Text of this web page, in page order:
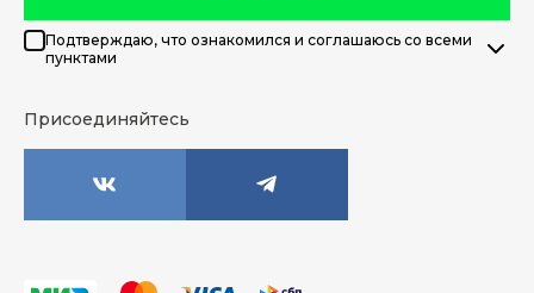
Подтверждаю, что ознакомился и соглашаюсь со всеми
пунктами
Присоединяйтесь